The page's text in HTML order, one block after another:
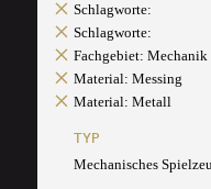
Schlagworte:
Schlagworte:
Fachgebiet: Mechanik
Material: Messing
Material: Metall
TYP
Mechanisches